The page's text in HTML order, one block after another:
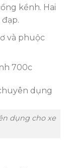
kềnh. Hai
và phuộc
700c
dụng cho xe